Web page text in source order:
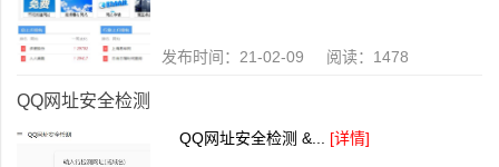
发布时间：21-02-09 阅读：1478
QQ网址安全检测
QQ网址安全检测 &... [详情]